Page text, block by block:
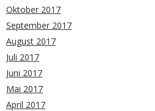
Oktober 2017
September 2017
August 2017
Juli 2017
Juni 2017
Mai 2017
April 2017